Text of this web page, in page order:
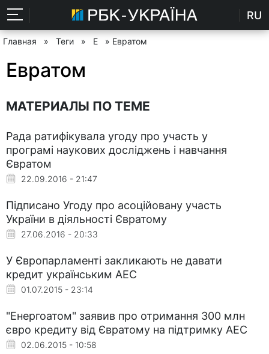
RU
Главная » Теги » Е » Евратом
Евратом
МАТЕРИАЛЫ ПО ТЕМЕ
Рада ратифікувала угоду про участь у
програмі наукових досліджень і навчання
Євратом
22.09.2016 - 21:47
Підписано Угоду про асоційовану участь
України в діяльності Євратому
27.06.2016 - 20:33
У Європарламенті закликають не давати
кредит українським АЕС
01.07.2015 - 23:14
"Енергоатом" заявив про отримання 300 млн
євро кредиту від Євратому на підтримку АЕС
02.06.2015 - 10:58